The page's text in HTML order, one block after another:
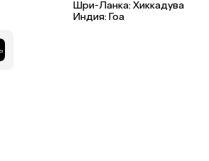
Шри-Ланка:Хиккадува
Индия:Гоа